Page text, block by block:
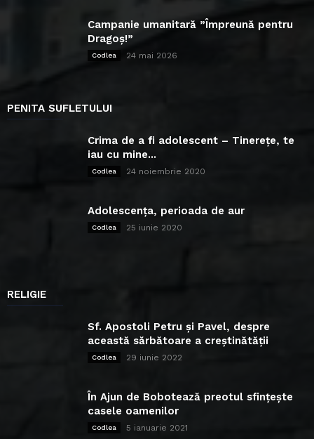
Campanie umanitară ”Împreună pentru
Dragoș!”
Codlea 24 mai 2026
PENITA SUFLETULUI
Crima de a fi adolescent – Tinerețe, te
iau cu mine...
Codlea 24 noiembrie 2020
Adolescența, perioada de aur
Codlea 25 iunie 2020
RELIGIE
Sf. Apostoli Petru și Pavel, despre
această sărbătoare a creștinătății
Codlea 29 iunie 2022
În Ajun de Bobotează preotul sfințește
casele oamenilor
Codlea 5 ianuarie 2021